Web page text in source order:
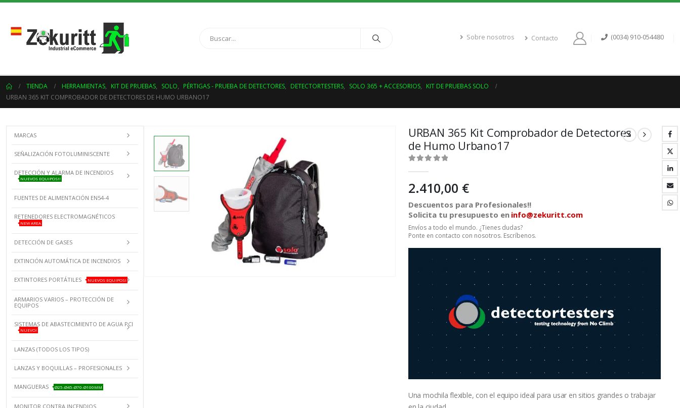
Sobre nosotros Contacto (0034) 910-054480
TIENDA HERRAMIENTAS, KIT DE PRUEBAS, SOLO, PÉRTIGAS - PRUEBA DE DETECTORES, DETECTORTESTERS, SOLO 365 + ACCESORIOS, KIT DE PRUEBAS SOLO
URBAN 365 KIT COMPROBADOR DE DETECTORES DE HUMO URBANO17
URBAN 365 Kit Comprobador de Detectores
de Humo Urbano17
2.410,00 €
Descuentos para Profesionales!!
Solicita tu presupuesto en info@zekuritt.com
Envíos a todo el mundo. ¿Tienes dudas?
Ponte en contacto con nosotros. Escríbenos.
Una mochila flexible, con el equipo ideal para usar en sitios grandes o trabajar
MARCAS
SEÑALIZACIÓN FOTOLUMINISCENTE
DETECCIÓN Y ALARMA DE INCENDIOS
NUEVOS EQUIPOS!!
FUENTES DE ALIMENTACIÓN EN54-4
RETENEDORES ELECTROMAGNÉTICOS
NEW AREA
DETECCIÓN DE GASES
EXTINCIÓN AUTOMÁTICA DE INCENDIOS
EXTINTORES PORTÁTILES NUEVOS EQUIPOS!
ARMARIOS VARIOS – PROTECCIÓN DE
EQUIPOS
SISTEMAS DE ABASTECIMIENTO DE AGUA PCI
NUEVO!
LANZAS (TODOS LOS TIPOS)
LANZAS Y BOQUILLAS – PROFESIONALES
MANGUERAS Ø25-Ø45-Ø70-Ø100MM
MONITOR CONTRA INCENDIOS